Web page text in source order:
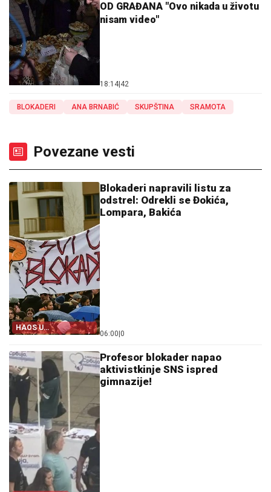
OD GRAĐANA "Ovo nikada u životu
nisam video"
18:14 42
BLOKADERI ANA BRNABIĆ SKUPŠTINA SRAMOTA
Povezane vesti
HAOS U
ZGUBIDANSKIM
Blokaderi napravili listu za
odstrel: Odrekli se Đokića,
Lompara, Bakića
06:00 0
Profesor blokader napao
aktivistkinje SNS ispred
gimnazije!